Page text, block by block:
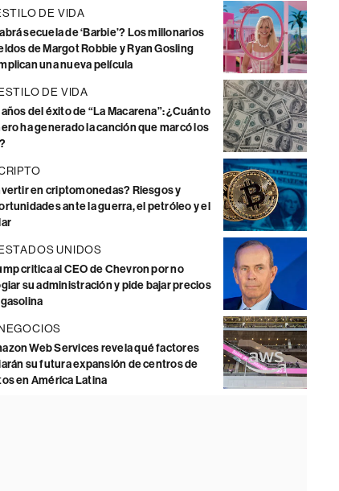
DE VIDA
secuela de ‘Barbie’? Los millonarios
de Margot Robbie y Ryan Gosling
una nueva película
DE VIDA
del éxito de “La Macarena”: ¿Cuánto
ha generado la canción que marcó los
en criptomonedas? Riesgos y
ante la guerra, el petróleo y el
UNIDOS
critica al CEO de Chevron por no
su administración y pide bajar precios
Web Services revela qué factores
su futura expansión de centros de
en América Latina